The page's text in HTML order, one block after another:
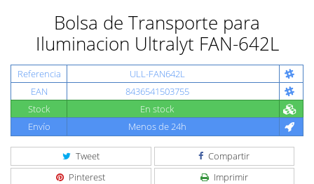
Bolsa de Transporte para
Iluminacion Ultralyt FAN-642L
Referencia
ULL-FAN642L
EAN
8436541503755
Stock
En stock
Envío
Menos de 24h
Tweet
Compartir
Pinterest
Imprimir